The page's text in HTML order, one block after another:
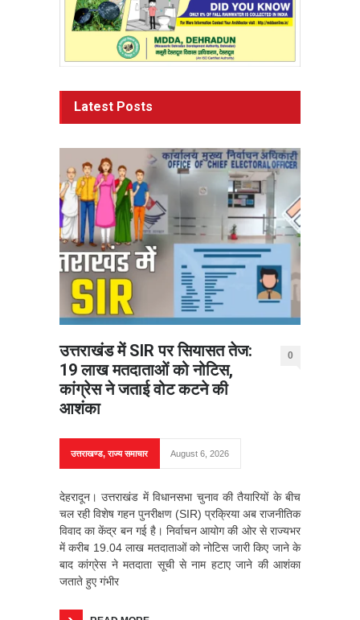
Latest Posts
उत्तराखंड में SIR पर सियासत तेज:
19 लाख मतदाताओं को नोटिस,
कांग्रेस ने जताई वोट कटने की
आशंका
0
उत्तराखण्ड,राज्य समाचार August 6, 2026
देहरादून। उत्तराखंड में विधानसभा चुनाव की तैयारियों के बीच
चल रही विशेष गहन पुनरीक्षण (SIR) प्रक्रिया अब राजनीतिक
विवाद का केंद्र बन गई है। निर्वाचन आयोग की ओर से राज्यभर
में करीब 19.04 लाख मतदाताओं को नोटिस जारी किए जाने के
बाद कांग्रेस ने मतदाता सूची से नाम हटाए जाने की आशंका
जताते हुए गंभीर